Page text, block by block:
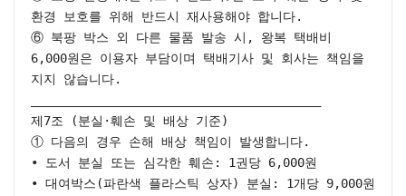
환경 보호를 위해 반드시 재사용해야 합니다.
⑥ 북팡 박스 외 다른 물품 발송 시, 왕복 택배비
6,000원은 이용자 부담이며 택배기사 및 회사는 책임을
지지 않습니다.
제7조 (분실·훼손 및 배상 기준)
① 다음의 경우 손해 배상 책임이 발생합니다.
• 도서 분실 또는 심각한 훼손: 1권당 6,000원
• 대여박스(파란색 플라스틱 상자) 분실: 1개당 9,000원